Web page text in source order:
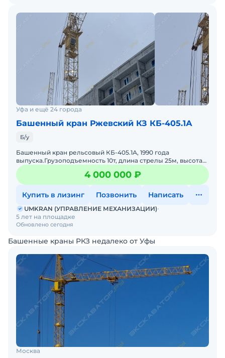
Уфа и ещё 24 города
Башенный кран Ржевский КЗ КБ-405.1А
Б/у
Башенный кран рельсовый КБ-405.1А, 1990 года
выпуска.Грузоподъемность 10т, длина стрелы 25м, высота
подъема 46-58м.В рабочем состоянии, комплектный, с
исправным
4 000 000 ₽
Купить в лизинг Позвонить Написать
Обновлено сегодня
UMKRAN (УПРАВЛЕНИЕ МЕХАНИЗАЦИИ)
5 лет на площадке
Башенные краны РКЗ недалеко от Уфы
Москва